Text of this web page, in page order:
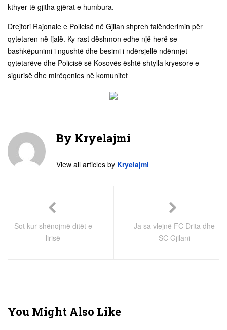
kthyer të gjitha gjërat e humbura.
Drejtori Rajonale e Policisë në Gjilan shpreh falënderimin për
qytetaren në fjalë. Ky rast dëshmon edhe një herë se
bashkëpunimi i ngushtë dhe besimi i ndërsjellë ndërmjet
qytetarëve dhe Policisë së Kosovës është shtylla kryesore e
sigurisë dhe mirëqenies në komunitet
By Kryelajmi
View all articles by Kryelajmi
Sot kur shënojmë ditët e
lirisë
Ja sa vlejnë FC Drita dhe
SC Gjilani
You Might Also Like